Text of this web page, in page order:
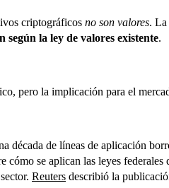
criptográficos no son valores. La
según la ley de valores existente.
pero la implicación para el
década de líneas de aplicación
cómo se aplican las leyes
Reuters describió la